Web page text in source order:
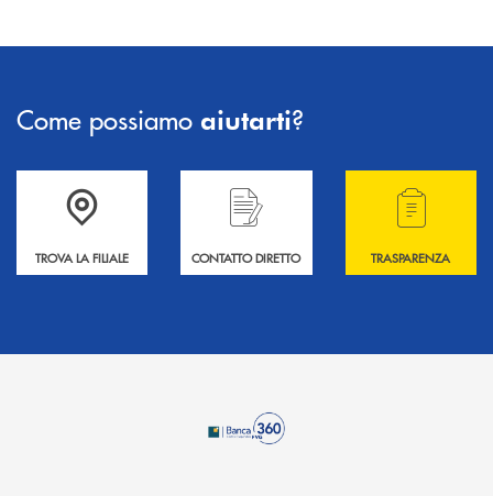
Come possiamo aiutarti?
Accedi all' elenco completo delle filiali .
TROVA LA FILIALE
Hai bisogno di informazioni? Contattaci !
CONTATTO DIRETTO
Hai bisogno di
TRASPARENZA